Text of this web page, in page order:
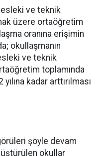
ve teknik
üzere ortaöğretim
oranına erişimin
okullaşmanın
ve teknik
toplamında
kadar arttırılması
şöyle devam
okullar